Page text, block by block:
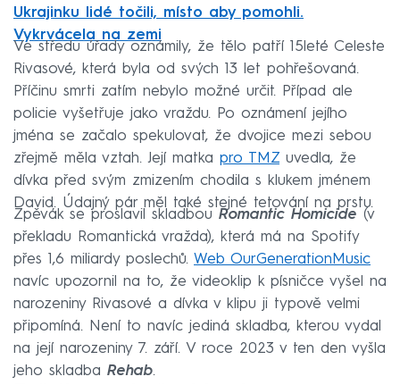
Ukrajinku lidé točili, místo aby pomohli.
Vykrvácela na zemi
Ve středu úřady oznámily, že tělo patří 15leté Celeste
Rivasové, která byla od svých 13 let pohřešovaná.
Příčinu smrti zatím nebylo možné určit. Případ ale
policie vyšetřuje jako vraždu. Po oznámení jejího
jména se začalo spekulovat, že dvojice mezi sebou
zřejmě měla vztah. Její matka pro TMZ uvedla, že
dívka před svým zmizením chodila s klukem jménem
David. Údajný pár měl také stejné tetování na prstu.
Zpěvák se proslavil skladbou Romantic Homicide (v
překladu Romantická vražda), která má na Spotify
přes 1,6 miliardy poslechů. Web OurGenerationMusic
navíc upozornil na to, že videoklip k písničce vyšel na
narozeniny Rivasové a dívka v klipu ji typově velmi
připomíná. Není to navíc jediná skladba, kterou vydal
na její narozeniny 7. září. V roce 2023 v ten den vyšla
jeho skladba Rehab.